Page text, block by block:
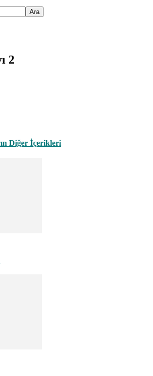
2
Diğer İçerikleri